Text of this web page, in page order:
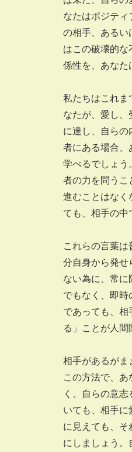
なたはポジテ
の相手、あるい
はこの破壊的
係性を、あなた
私たちはこれ
なたが、愛し
に達し、自ら
者にある場合
学べるでしょ
者の力を問うこ
進むことはなく
ても、相手の中
これらの言葉
分自身から発
ない為に、常
でもなく、即時
であっても、
る」ことが人間
相手があるがま
この方法で、
く、自らの意
いても、相手に
に見えても、
にしましょう